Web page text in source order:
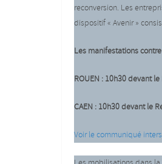
reconversion. Les
dispositif « Avenir »
Les manifestations
ROUEN : 10h30 devant
CAEN : 10h30 devant le
Voir le communiqué